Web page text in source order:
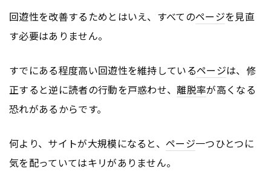
回遊性を改善するためとはいえ、すべてのページを見直
す必要はありません。
すでにある程度高い回遊性を維持しているページは、修
正すると逆に読者の行動を戸惑わせ、離脱率が高くなる
恐れがあるからです。
何より、サイトが大規模になると、ページ一つひとつに
気を配っていてはキリがありません。